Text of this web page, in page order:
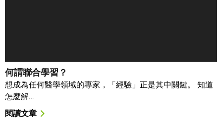
何謂聯合學習？
想成為任何醫學領域的專家，「經驗」正是其中關鍵。 知道
怎麼解…
閱讀文章